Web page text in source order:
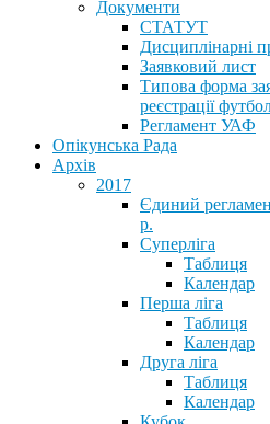
Документи
СТАТУТ
Дисциплінарні
Заявковий лист
Типова форма
реєстрації
Регламент УАФ
Опікунська Рада
Архів
2017
Єдиний
р.
Суперліга
Таблиця
Календар
Перша ліга
Таблиця
Календар
Друга ліга
Таблиця
Календар